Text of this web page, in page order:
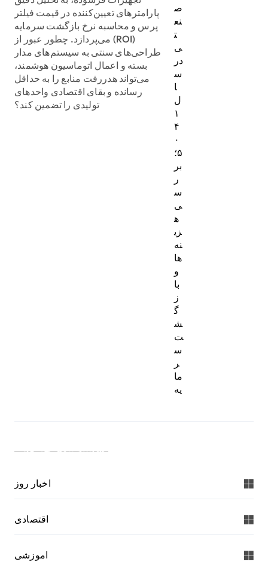
ص
نع
ت
ی
در
س
ا
ل
۱
۴
۰
۵؛
بر
ر
س
ی
ه
زی
نه‌
ها
و
با
ز
گ
ش
ت
س
ر
ما
یه
پارامترهای تعیین‌کننده در قیمت فیلتر
پرس و محاسبه نرخ بازگشت سرمایه
(ROI) می‌پردازد. چطور عبور از
طراحی‌های سنتی به سیستم‌های مدار
بسته و اعمال اتوماسیون هوشمند،
می‌تواند هدررفت منابع را به حداقل
رسانده و بقای اقتصادی واحدهای
تولیدی را تضمین کند؟
دسته بندی خبرها:
اخبار روز
اقتصادی
اموزشی